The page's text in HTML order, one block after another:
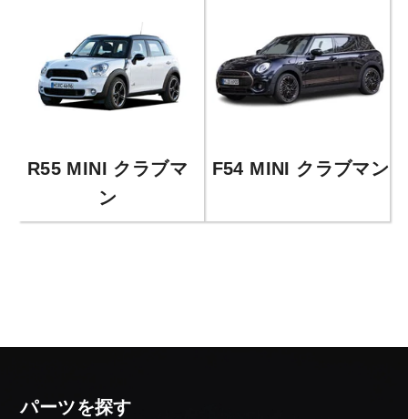
R55 MINI クラブマ
ン
F54 MINI クラブマン
パーツを探す